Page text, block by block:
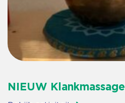
NIEUW Klankmassage